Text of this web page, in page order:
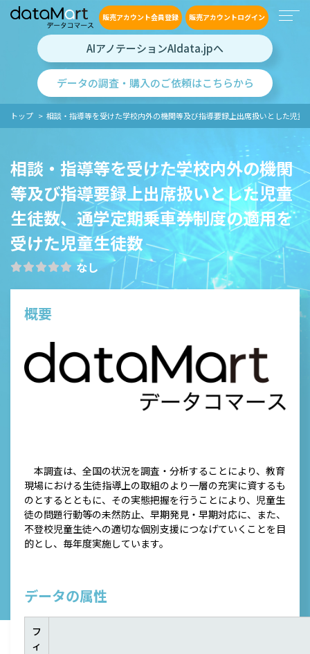
販売アカウント会員登録 販売アカウントログイン
AIアノテーションAIdata.jpへ
データの調査・購入のご依頼はこちらから
トップ 相談・指導等を受けた学校内外の機関等及び指導要録上出席扱いとした児
相談・指導等を受けた学校内外の機関
等及び指導要録上出席扱いとした児童
生徒数、通学定期乗車券制度の適用を
受けた児童生徒数
なし
概要
本調査は、全国の状況を調査・分析することにより、教育
現場における生徒指導上の取組のより一層の充実に資するも
のとするとともに、その実態把握を行うことにより、児童生
徒の問題行動等の未然防止、早期発見・早期対応に、また、
不登校児童生徒への適切な個別支援につなげていくことを目
的とし、毎年度実施しています。
データの属性
フ
ィ